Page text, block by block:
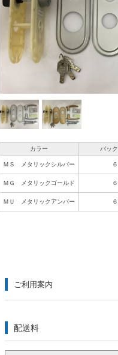
カラー バッ
ＭＳ メタリックシルバー
ＭＧ メタリックゴールド
ＭＵ メタリックアンバー
ご利用案内
配送料